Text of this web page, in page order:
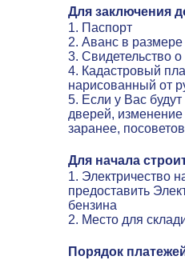
Для заключения
1. Паспорт
2. Аванс в
3. Свидетельство
4. Кадастровый
нарисованный от
5. Если у Вас
дверей, изменение
заранее,
Для начала
1. Электричество
предоставить
бензина
2. Место для
Порядок